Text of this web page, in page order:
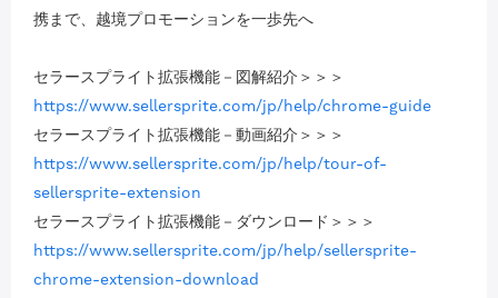
携まで、越境プロモーションを一歩先へ
セラースプライト拡張機能－図解紹介＞＞＞
https://www.sellersprite.com/jp/help/chrome-guide
セラースプライト拡張機能－動画紹介＞＞＞
https://www.sellersprite.com/jp/help/tour-of-
sellersprite-extension
セラースプライト拡張機能－ダウンロード＞＞＞
https://www.sellersprite.com/jp/help/sellersprite-
chrome-extension-download